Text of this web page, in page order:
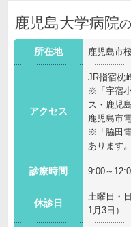
鹿児島大学病院
所在地 鹿児島市
アクセス
JR指宿枕
※「宇宿
ス・鹿児
鹿児島市
※「脇田
あります。
診療時間 9:00～
休診日
土曜日・
1月3日）